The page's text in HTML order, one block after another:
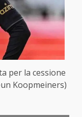
per la cessione
Koopmeiners)